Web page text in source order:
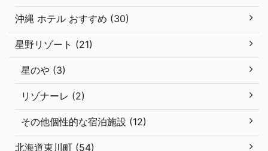
沖縄 ホテル おすすめ (30)
星野リゾート (21)
星のや (3)
リゾナーレ (2)
その他個性的な宿泊施設 (12)
北海道東川町 (54)